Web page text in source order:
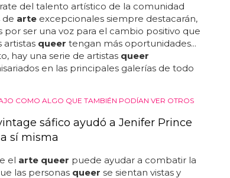
del talento artístico de la comunidad
de arteexcepcionales siempre destacarán,
por ser una voz para el cambio positivo que
artistas queer tengan más oportunidades...
hay una serie de artistas queer
en las principales galerías de todo
COMO ALGO QUE TAMBIÉN PODÍAN VER OTROS
sáfico ayudó a Jenifer Prince
sí misma
el arte queer puede ayudar a combatir la
las personas queer se sientan vistas y